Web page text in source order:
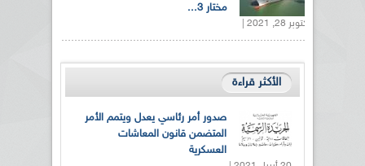
مختار 3...
أكتوبر 28, 2021 |
الأكثر قراءة
صدور أمر رئاسي يعدل ويتمم الأمر
المتضمن قانون المعاشات
العسكرية